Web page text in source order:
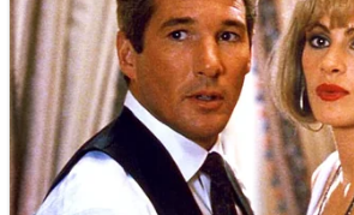
Sumatra Selatan
Sumatra Utara